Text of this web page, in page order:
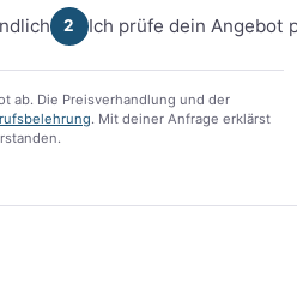
2 Ich prüfe dein Angebot
ab. Die Preisverhandlung und der
. Mit deiner Anfrage erklärst